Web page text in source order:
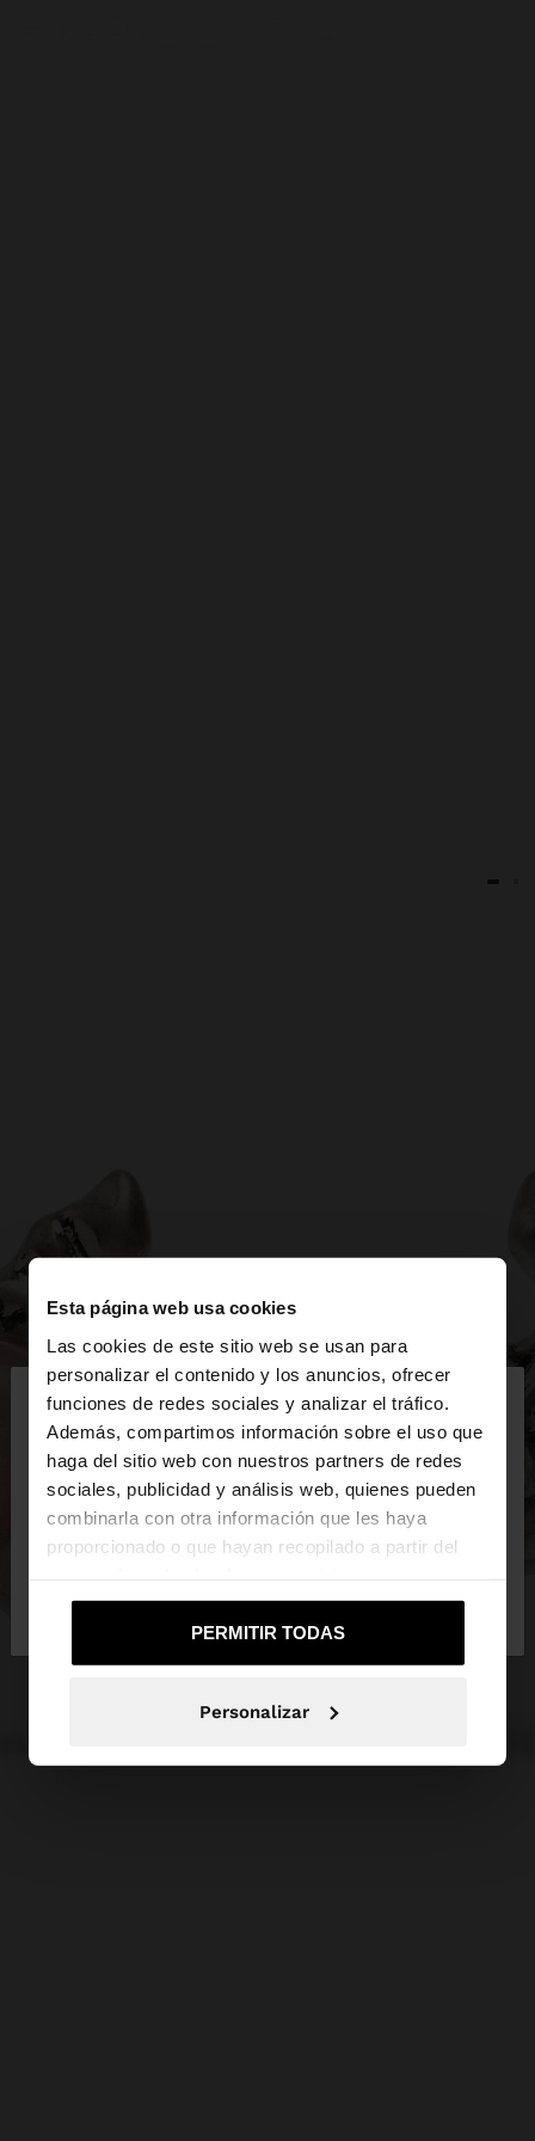
Esta página web usa cookies
Las cookies de este sitio web se usan para
personalizar el contenido y los anuncios, ofrecer
funciones de redes sociales y analizar el tráfico.
Además, compartimos información sobre el uso que
haga del sitio web con nuestros partners de redes
sociales, publicidad y análisis web, quienes pueden
combinarla con otra información que les haya
proporcionado o que hayan recopilado a partir del
PERMITIR TODAS
Personalizar
hola
Estás accediendo a la web de España. ¿Quieres ir a
la web de United States?